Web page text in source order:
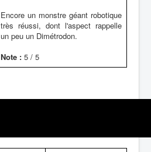
Encore un monstre géant robotique
très réussi, dont l'aspect rappelle
un peu un Dimétrodon.
Note : 5 / 5